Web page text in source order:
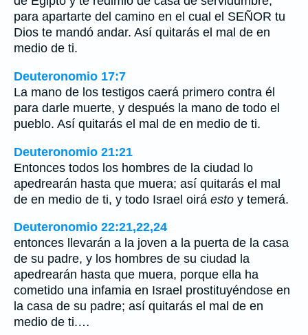
para apartarte del camino en el cual el SEÑOR tu
Dios te mandó andar. Así quitarás el mal de en
medio de ti.
Deuteronomio 17:7
La mano de los testigos caerá primero contra él
para darle muerte, y después la mano de todo el
pueblo. Así quitarás el mal de en medio de ti.
Deuteronomio 21:21
Entonces todos los hombres de la ciudad lo
apedrearán hasta que muera; así quitarás el mal
de en medio de ti, y todo Israel oirá esto y temerá.
Deuteronomio 22:21,22,24
entonces llevarán a la joven a la puerta de la casa
de su padre, y los hombres de su ciudad la
apedrearán hasta que muera, porque ella ha
cometido una infamia en Israel prostituyéndose en
la casa de su padre; así quitarás el mal de en
medio de ti.…